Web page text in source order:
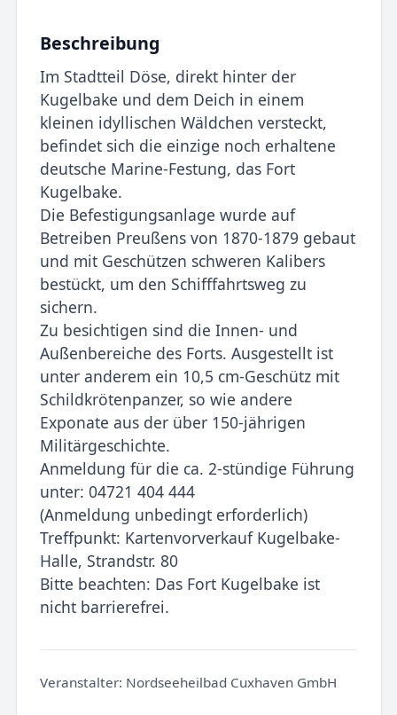
Beschreibung
Im Stadtteil Döse, direkt hinter der
Kugelbake und dem Deich in einem
kleinen idyllischen Wäldchen versteckt,
befindet sich die einzige noch erhaltene
deutsche Marine-Festung, das Fort
Kugelbake.
Die Befestigungsanlage wurde auf
Betreiben Preußens von 1870-1879 gebaut
und mit Geschützen schweren Kalibers
bestückt, um den Schifffahrtsweg zu
sichern.
Zu besichtigen sind die Innen- und
Außenbereiche des Forts. Ausgestellt ist
unter anderem ein 10,5 cm-Geschütz mit
Schildkrötenpanzer, so wie andere
Exponate aus der über 150-jährigen
Militärgeschichte.
Anmeldung für die ca. 2-stündige Führung
unter: 04721 404 444
(Anmeldung unbedingt erforderlich)
Treffpunkt: Kartenvorverkauf Kugelbake-
Halle, Strandstr. 80
Bitte beachten: Das Fort Kugelbake ist
nicht barrierefrei.
Veranstalter: Nordseeheilbad Cuxhaven GmbH